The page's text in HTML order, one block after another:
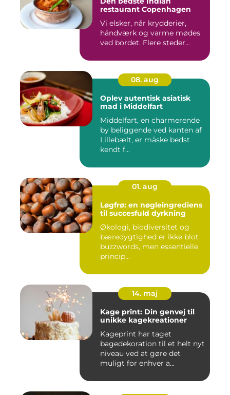
restaurant Copenhagen
Vi elsker, når krydderier,
håndværk og varme mødes
ved bordet. Flere steder...
08. aug
Oplev autentisk asiatisk
mad i Middelfart
Middelfart, en charmerende
by beliggende ved kanten af
Lillebælt, er måske bedst
kendt f...
01. aug
Løgfrø: en nøgleingrediens
til succesfuld dyrkning
Økologi, biodiversitet og
bæredygtighed er ikke blot
buzzwords, men essentielle
princip...
14. maj
Kage print: Din genvej til
unikke kagekreationer
Kageprint har taget
bagedekoration til et helt nyt
niveau ved at gøre det
muligt for enhver a...